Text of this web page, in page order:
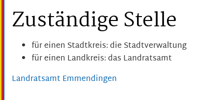
Zuständige Stelle
für einen Stadtkreis: die Stadtverwaltung
für einen Landkreis: das Landratsamt
Landratsamt Emmendingen